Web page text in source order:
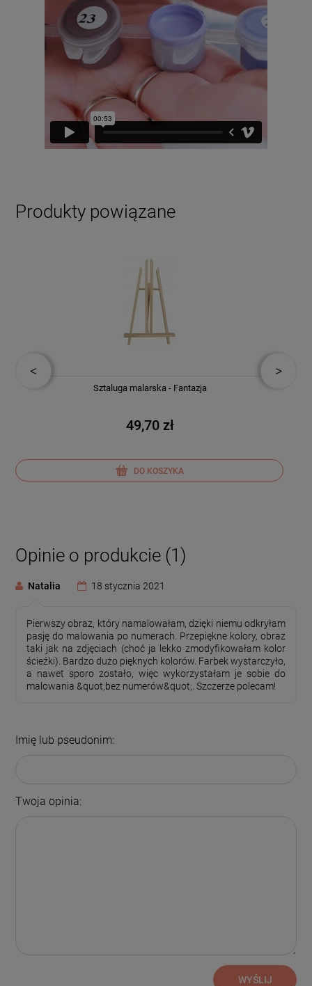
Produkty powiązane
Sztaluga malarska - Fantazja
49,70 zł
DO KOSZYKA
Opinie o produkcie (1)
Natalia 18 stycznia 2021
Pierwszy obraz, który namalowałam, dzięki niemu odkryłam
pasję do malowania po numerach. Przepiękne kolory, obraz
taki jak na zdjęciach (choć ja lekko zmodyfikowałam kolor
ścieźki). Bardzo dużo pięknych kolorów. Farbek wystarczyło,
a nawet sporo zostało, więc wykorzystałam je sobie do
malowania &quot;bez numerów&quot;. Szczerze polecam!
Imię lub pseudonim:
Twoja opinia:
WYŚLIJ